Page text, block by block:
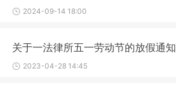
2024-09-14 18:00
关于一法律所五一劳动节的放假通知
2023-04-28 14:45